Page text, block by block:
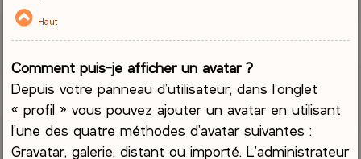
Haut
Comment puis-je afficher un avatar ?
Depuis votre panneau d’utilisateur, dans l’onglet
« profil » vous pouvez ajouter un avatar en utilisant
l’une des quatre méthodes d’avatar suivantes :
Gravatar, galerie, distant ou importé. L’administrateur